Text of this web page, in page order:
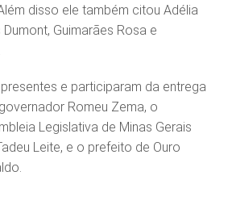
disso ele também citou Adélia
Guimarães Rosa e
e participaram da entrega
Romeu Zema, o
Legislativa de Minas Gerais
Leite, e o prefeito de Ouro